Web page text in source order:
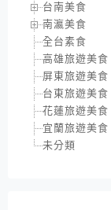
台南美食
南瀛美食
全台素食
高雄旅遊美食
屏東旅遊美食
台東旅遊美食
花蓮旅遊美食
宜蘭旅遊美食
未分類